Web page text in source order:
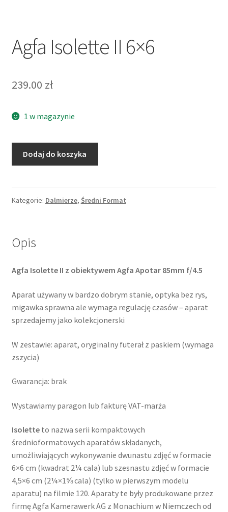
Agfa Isolette II 6×6
239.00 zł
1 w magazynie
6x6
Dodaj do koszyka
Kategorie: Dalmierze, Średni Format
Opis
Agfa Isolette II z obiektywem Agfa Apotar 85mm f/4.5
Aparat używany w bardzo dobrym stanie, optyka bez rys,
migawka sprawna ale wymaga regulację czasów – aparat
sprzedajemy jako kolekcjonerski
W zestawie: aparat, oryginalny futerał z paskiem (wymaga
zszycia)
Gwarancja: brak
Wystawiamy paragon lub fakturę VAT-marża
Isoletteto nazwa serii kompaktowych
średnioformatowych aparatów składanych,
umożliwiających wykonywanie dwunastu zdjęć w formacie
6×6 cm (kwadrat 2¼ cala) lub szesnastu zdjęć w formacie
4,5×6 cm (2¼×1⅝ cala) (tylko w pierwszym modelu
aparatu) na filmie 120. Aparaty te były produkowane przez
firmę Agfa Kamerawerk AG z Monachium w Niemczech od